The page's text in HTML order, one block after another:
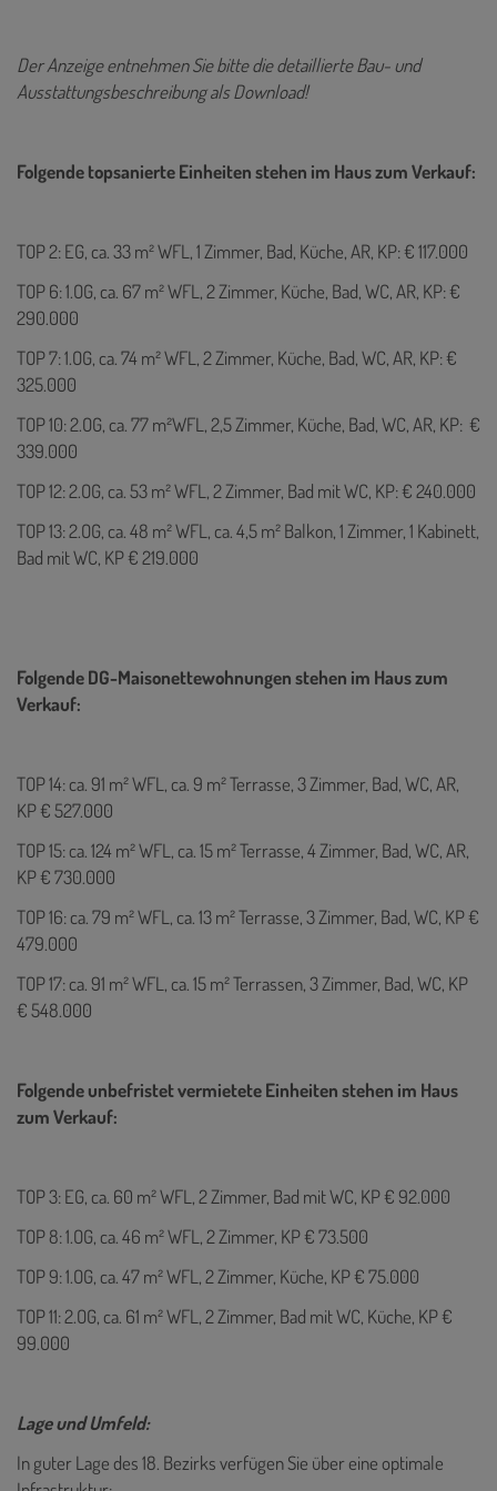
Der Anzeige entnehmen Sie bitte die detaillierte Bau- und
Ausstattungsbeschreibung als Download!
Folgende topsanierte Einheiten stehen im Haus zum Verkauf:
TOP 2: EG, ca. 33 m² WFL, 1 Zimmer, Bad, Küche, AR, KP: € 117.000
TOP 6: 1.OG, ca. 67 m² WFL, 2 Zimmer, Küche, Bad, WC, AR, KP: €
290.000
TOP 7: 1.OG, ca. 74 m² WFL, 2 Zimmer, Küche, Bad, WC, AR, KP: €
325.000
TOP 10: 2.OG, ca. 77 m²WFL, 2,5 Zimmer, Küche, Bad, WC, AR, KP: €
339.000
TOP 12: 2.OG, ca. 53 m² WFL, 2 Zimmer, Bad mit WC, KP: € 240.000
TOP 13: 2.OG, ca. 48 m² WFL, ca. 4,5 m² Balkon, 1 Zimmer, 1 Kabinett,
Bad mit WC, KP € 219.000
Folgende DG-Maisonettewohnungen stehen im Haus zum
Verkauf:
TOP 14: ca. 91 m² WFL, ca. 9 m² Terrasse, 3 Zimmer, Bad, WC, AR,
KP € 527.000
TOP 15: ca. 124 m² WFL, ca. 15 m² Terrasse, 4 Zimmer, Bad, WC, AR,
KP € 730.000
TOP 16: ca. 79 m² WFL, ca. 13 m² Terrasse, 3 Zimmer, Bad, WC, KP €
479.000
TOP 17: ca. 91 m² WFL, ca. 15 m² Terrassen, 3 Zimmer, Bad, WC, KP
€ 548.000
Folgende unbefristet vermietete Einheiten stehen im Haus
zum Verkauf:
TOP 3: EG, ca. 60 m² WFL, 2 Zimmer, Bad mit WC, KP € 92.000
TOP 8: 1.OG, ca. 46 m² WFL, 2 Zimmer, KP € 73.500
TOP 9: 1.OG, ca. 47 m² WFL, 2 Zimmer, Küche, KP € 75.000
TOP 11: 2.OG, ca. 61 m² WFL, 2 Zimmer, Bad mit WC, Küche, KP €
99.000
Lage und Umfeld:
In guter Lage des 18. Bezirks verfügen Sie über eine optimale